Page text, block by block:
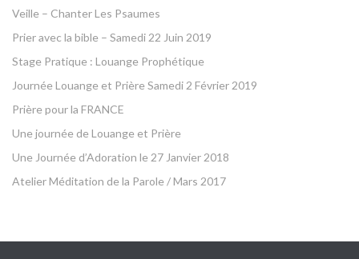
Veille – Chanter Les Psaumes
Prier avec la bible – Samedi 22 Juin 2019
Stage Pratique : Louange Prophétique
Journée Louange et Prière Samedi 2 Février 2019
Prière pour la FRANCE
Une journée de Louange et Prière
Une Journée d’Adoration le 27 Janvier 2018
Atelier Méditation de la Parole / Mars 2017